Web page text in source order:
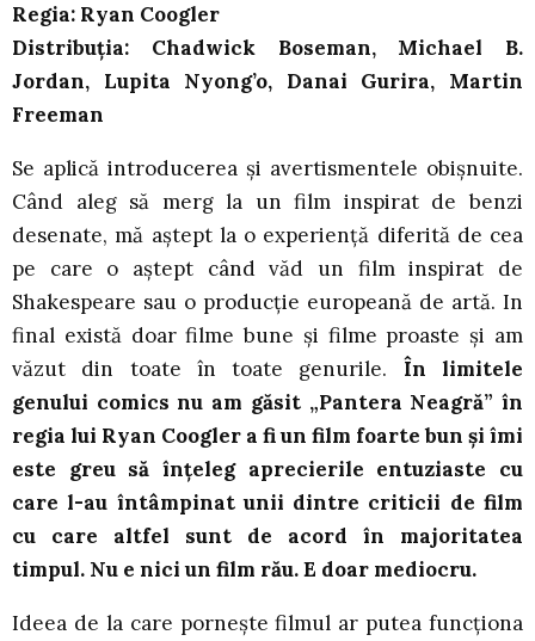
Regia: Ryan Coogler
Distribuția: Chadwick Boseman, Michael B.
Jordan, Lupita Nyong’o, Danai Gurira, Martin
Freeman
Se aplică introducerea și avertismentele obișnuite.
Când aleg să merg la un film inspirat de benzi
desenate, mă aștept la o experiență diferită de cea
pe care o aștept când văd un film inspirat de
Shakespeare sau o producție europeană de artă. In
final există doar filme bune și filme proaste și am
văzut din toate în toate genurile. În limitele
genului comics nu am găsit „Pantera Neagră” în
regia lui Ryan Coogler a fi un film foarte bun și îmi
este greu să înțeleg aprecierile entuziaste cu
care l-au întâmpinat unii dintre criticii de film
cu care altfel sunt de acord în majoritatea
timpul. Nu e nici un film rău. E doar mediocru.
Ideea de la care pornește filmul ar putea funcționa